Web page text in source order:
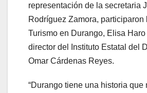
representación de la secretaria
Rodríguez Zamora, participaron
Turismo en Durango, Elisa Haro
director del Instituto Estatal del
Omar Cárdenas Reyes.
“Durango tiene una historia que